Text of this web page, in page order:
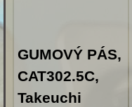
GUMOVÝ PÁS,
CAT302.5C,
Takeuchi